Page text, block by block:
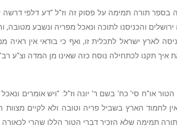
בספר תורה תמימה על פסוק זה וז"ל "דע דלפי דרשה
והכניסנו לתוכה ונאכל מפריה ונשבע מטובה,
לארץ ישראל לתכלית זו, ואף כי בודאי אין ראיה
איך תקנו לכתחילה נוסח כזה שאינו מן המדה וצ"ע
או"ח סי' כח' בשם ר' יונה וז"ל: "ויש אומרים
לחמוד הארץ בשביל פריה וטובה ולא לקיים מצוות
תמימה שלא הזכיר דברי הטור הללו שהרי לכאורה